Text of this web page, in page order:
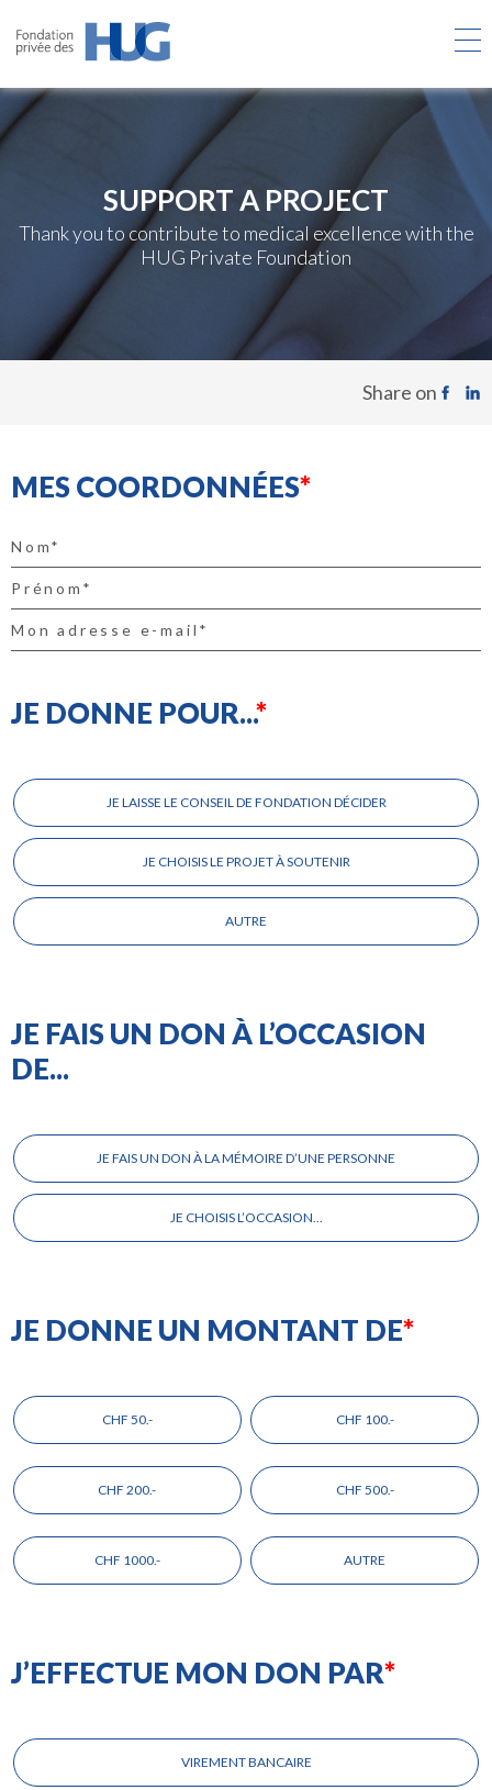
main
SUPPORT A PROJECT
Thank you to contribute to medical excellence with the
HUG Private Foundation
Share on
MES COORDONNÉES
JE DONNE POUR...
Je
donne
pour...
JE LAISSE LE CONSEIL DE FONDATION DÉCIDER
JE CHOISIS LE PROJET À SOUTENIR
AUTRE
JE FAIS UN DON À L’OCCASION
DE...
Je
fais
un
don
à
l’occasion
JE FAIS UN DON À LA MÉMOIRE D’UNE PERSONNE
JE CHOISIS L’OCCASION...
JE DONNE UN MONTANT DE
Choisissez
le
montant
votre
don
CHF 50.- CHF 100.-
CHF 200.- CHF 500.-
CHF 1000.- AUTRE
J’EFFECTUE MON DON PAR
Choisissez
votre
mode
VIREMENT BANCAIRE